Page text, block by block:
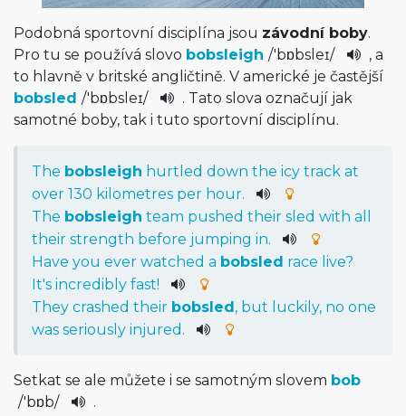
Podobná sportovní disciplína jsou závodní boby.
Pro tu se používá slovo bobsleigh /'bɒbsleɪ/
, a
to hlavně v britské angličtině. V americké je častější
bobsled /'bɒbsle­ɪ/
. Tato slova označují jak
samotné boby, tak i tuto sportovní disciplínu.
The bobsleigh hurtled down the icy track at
over 130 kilometres per hour.
The bobsleigh team pushed their sled with all
their strength before jumping in.
Have you ever watched a bobsled race live?
It's incredibly fast!
They crashed their bobsled, but luckily, no one
was seriously injured .
Setkat se ale můžete i se samotným slovem bob
/'bɒb/ .